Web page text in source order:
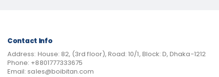
Contact Info
Address: House: 82, (3rd floor), Road: 10/1, Block: D, Dhaka-1212
Phone: +8801777333675
Email: sales@boibitan.com